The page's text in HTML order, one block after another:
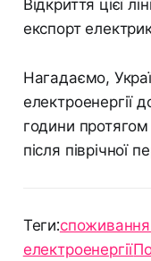
Відкриття цієї
експорт
Нагадаємо,
електроенергії
години
після піврічної
Теги:споживання
електроенергії